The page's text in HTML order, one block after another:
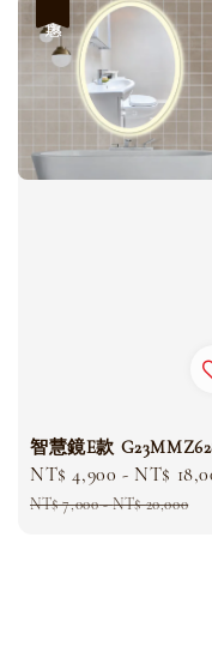
智慧鏡E款
Sale
price
NT$ 4,900 - NT$
NT$ 7,000-NT$ 20,000